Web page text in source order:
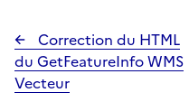
Correction du HTML
du GetFeatureInfo WMS
Vecteur